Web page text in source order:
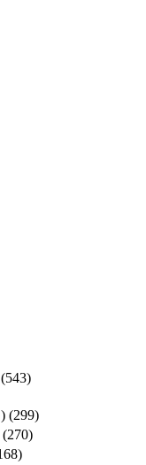
(543)
(299)
(270)